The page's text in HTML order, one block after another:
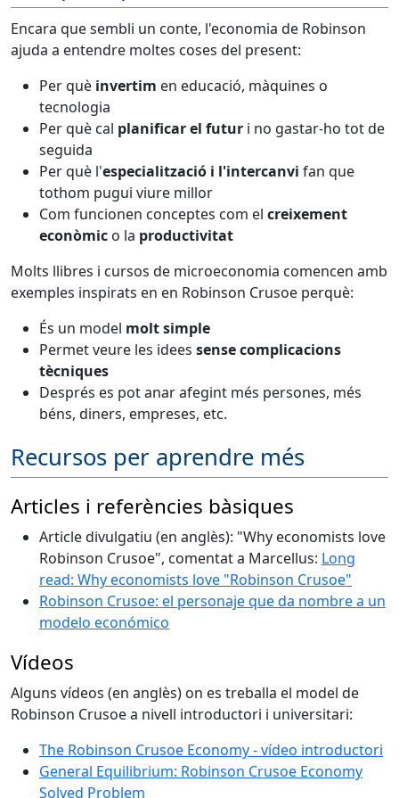
Encara que sembli un conte, l'economia de Robinson
ajuda a entendre moltes coses del present:
Per què invertim en educació, màquines o
tecnologia
Per què cal planificar el futur i no gastar-ho tot de
seguida
Per què l'especialització i l'intercanvi fan que
tothom pugui viure millor
Com funcionen conceptes com el creixement
econòmic o la productivitat
Molts llibres i cursos de microeconomia comencen amb
exemples inspirats en en Robinson Crusoe perquè:
És un model molt simple
Permet veure les idees sense complicacions
tècniques
Després es pot anar afegint més persones, més
béns, diners, empreses, etc.
Recursos per aprendre més
Articles i referències bàsiques
Article divulgatiu (en anglès): "Why economists love
Robinson Crusoe", comentat a Marcellus: Long
read: Why economists love "Robinson Crusoe"
Robinson Crusoe: el personaje que da nombre a un
modelo económico
Vídeos
Alguns vídeos (en anglès) on es treballa el model de
Robinson Crusoe a nivell introductori i universitari:
The Robinson Crusoe Economy - vídeo introductori
General Equilibrium: Robinson Crusoe Economy
Solved Problem